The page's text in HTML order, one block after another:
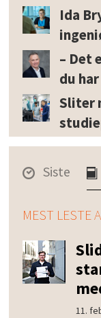
Ida
– Det
du
Sliter
Siste
MEST LESTE
11.